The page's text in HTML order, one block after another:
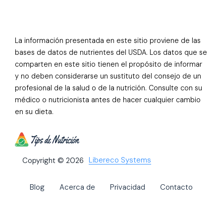
La información presentada en este sitio proviene de las
bases de datos de nutrientes del USDA. Los datos que se
comparten en este sitio tienen el propósito de informar
y no deben considerarse un sustituto del consejo de un
profesional de la salud o de la nutrición. Consulte con su
médico o nutricionista antes de hacer cualquier cambio
en su dieta.
Copyright © 2026 Libereco Systems
Blog Acerca de Privacidad Contacto